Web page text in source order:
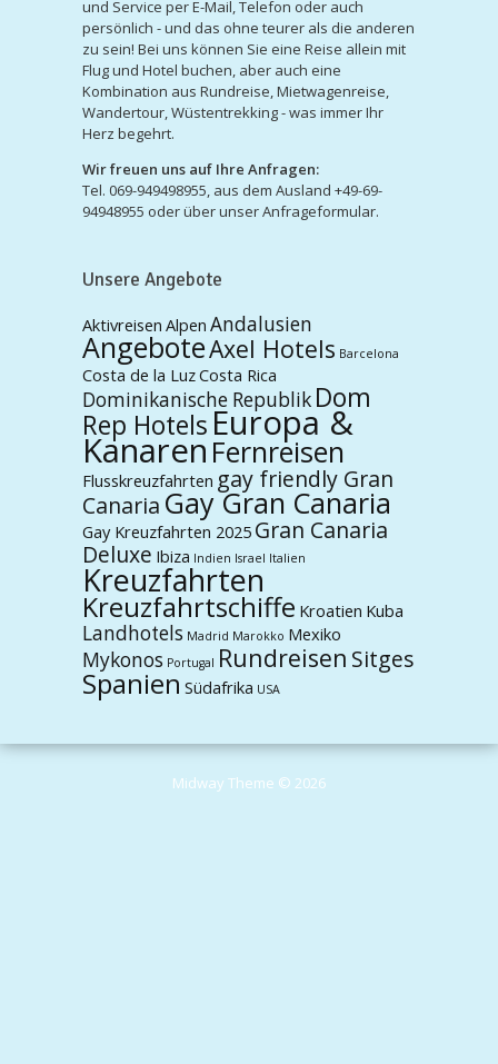
und Service per E-Mail, Telefon oder auch
persönlich - und das ohne teurer als die anderen
zu sein! Bei uns können Sie eine Reise allein mit
Flug und Hotel buchen, aber auch eine
Kombination aus Rundreise, Mietwagenreise,
Wandertour, Wüstentrekking - was immer Ihr
Herz begehrt.
Wir freuen uns auf Ihre Anfragen:
Tel. 069-949498955, aus dem Ausland +49-69-
94948955 oder über unser Anfrageformular.
Unsere Angebote
Aktivreisen Alpen Andalusien
AngeboteAxel Hotels Barcelona
Costa de la LuzCosta Rica
Dominikanische Republik Dom
Rep HotelsEuropa &
Kanaren Fernreisen
Flusskreuzfahrten gay friendly Gran
Canaria Gay Gran Canaria
Gay Kreuzfahrten 2025 Gran Canaria
Deluxe Ibiza Indien Israel Italien
Kreuzfahrten
Kreuzfahrtschiffe Kroatien Kuba
Landhotels Madrid Marokko Mexiko
Mykonos Portugal Rundreisen Sitges
Spanien Südafrika USA
Midway Theme © 2026